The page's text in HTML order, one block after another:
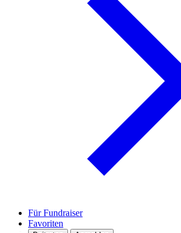
Für Fundraiser
Favoriten